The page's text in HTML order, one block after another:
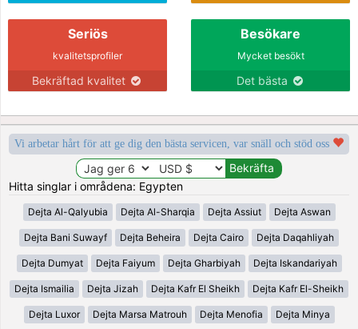
Seriös
kvalitetsprofiler
Bekräftad kvalitet
Besökare
Mycket besökt
Det bästa
Vi arbetar hårt för att ge dig den bästa servicen, var snäll och stöd oss
Hitta singlar i områdena: Egypten
Dejta Al-Qalyubia Dejta Al-Sharqia Dejta Assiut Dejta Aswan
Dejta Bani Suwayf Dejta Beheira Dejta Cairo Dejta Daqahliyah
Dejta Dumyat Dejta Faiyum Dejta Gharbiyah Dejta Iskandariyah
Dejta Ismailia Dejta Jizah Dejta Kafr El Sheikh Dejta Kafr El-Sheikh
Dejta Luxor Dejta Marsa Matrouh Dejta Menofia Dejta Minya